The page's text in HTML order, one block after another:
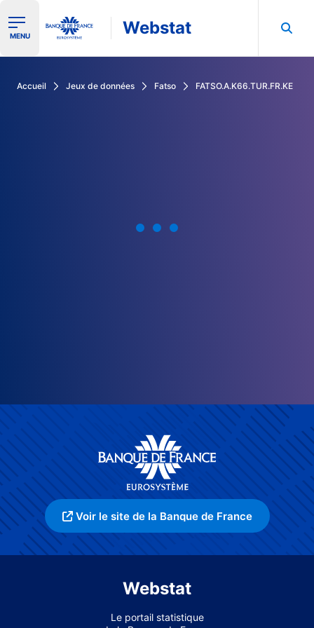
Ouvrir le menu de navigation
MENU Webstat
Accueil Jeux de données Fatso FATSO.A.K66.TUR.FR.KE
Voir le site de la Banque de France
Webstat
Le portail statistique